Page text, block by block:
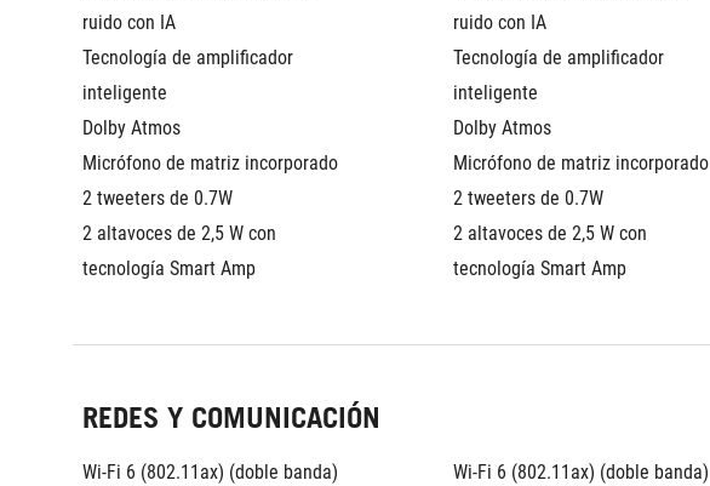
ruido con IA
Tecnología de amplificador
inteligente
Dolby Atmos
Micrófono de matriz incorporado
2 tweeters de 0.7W
2 altavoces de 2,5 W con
tecnología Smart Amp
ruido con IA
Tecnología de amplificador
inteligente
Dolby Atmos
Micrófono de matriz incorporado
2 tweeters de 0.7W
2 altavoces de 2,5 W con
tecnología Smart Amp
REDES Y COMUNICACIÓN
Wi-Fi 6 (802.11ax) (doble banda) Wi-Fi 6 (802.11ax) (doble banda)